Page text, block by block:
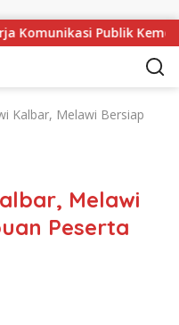
Publik Kementerian
Kalbar, Melawi Bersiap
Melawi
Peserta